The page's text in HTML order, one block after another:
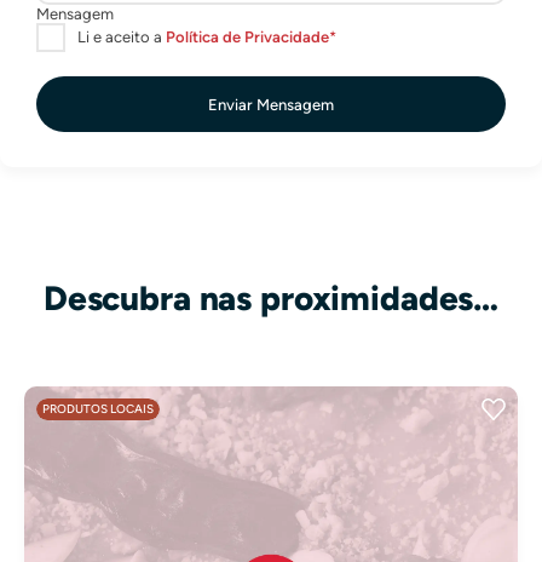
Enviar Mensagem
Descubra nas proximidades…
PRODUTOS LOCAIS